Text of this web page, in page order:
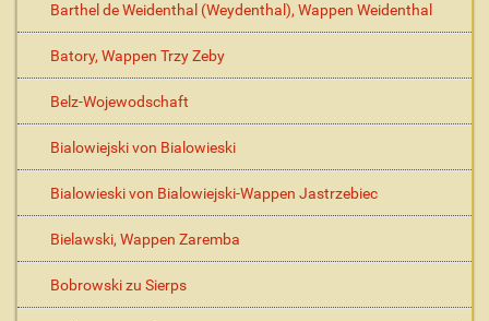
Barthel de Weidenthal (Weydenthal), Wappen Weidenthal
Batory, Wappen Trzy Zeby
Belz-Wojewodschaft
Bialowiejski von Bialowieski
Bialowieski von Bialowiejski-Wappen Jastrzebiec
Bielawski, Wappen Zaremba
Bobrowski zu Sierps